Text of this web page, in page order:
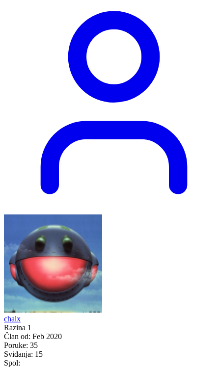
chalx
Razina 1
Član od: Feb 2020
Poruke: 35
Sviđanja: 15
Spol: